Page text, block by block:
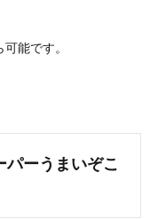
可能です。
パーうまいぞこ